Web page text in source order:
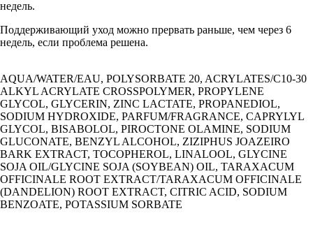
недель.
Поддерживающий уход можно прервать раньше, чем через 6
недель, если проблема решена.
AQUA/WATER/EAU, POLYSORBATE 20, ACRYLATES/C10-30
ALKYL ACRYLATE CROSSPOLYMER, PROPYLENE
GLYCOL, GLYCERIN, ZINC LACTATE, PROPANEDIOL,
SODIUM HYDROXIDE, PARFUM/FRAGRANCE, CAPRYLYL
GLYCOL, BISABOLOL, PIROCTONE OLAMINE, SODIUM
GLUCONATE, BENZYL ALCOHOL, ZIZIPHUS JOAZEIRO
BARK EXTRACT, TOCOPHEROL, LINALOOL, GLYCINE
SOJA OIL/GLYCINE SOJA (SOYBEAN) OIL, TARAXACUM
OFFICINALE ROOT EXTRACT/TARAXACUM OFFICINALE
(DANDELION) ROOT EXTRACT, CITRIC ACID, SODIUM
BENZOATE, POTASSIUM SORBATE